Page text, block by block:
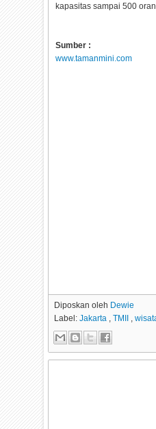
kapasitas sampai 500
Sumber :
www.tamanmini.com
Diposkan oleh Dewie
Label:Jakarta ,TMII ,